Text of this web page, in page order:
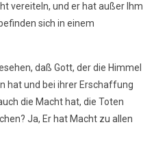
vereiteln, und er hat außer Ihm
sich in einem
daß Gott, der die Himmel
hat und bei ihrer Erschaffung
die Macht hat, die Toten
Ja, Er hat Macht zu allen